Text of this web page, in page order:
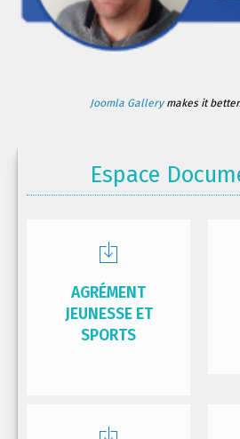
Joomla Gallerymakes it
Espace
AGRÉMENT
JEUNESSE ET
SPORTS